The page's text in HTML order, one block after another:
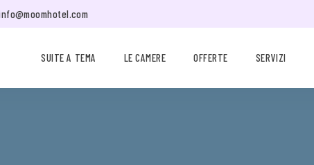
SUITE A TEMA LE CAMERE OFFERTE SERVIZI